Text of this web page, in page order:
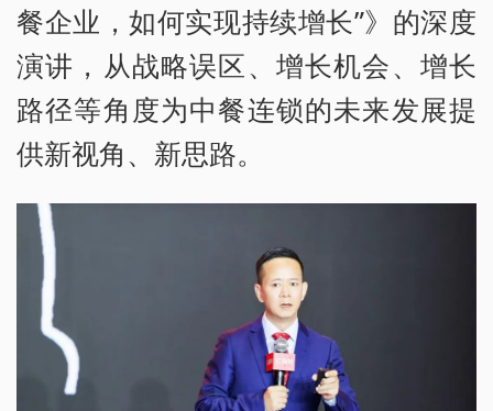
餐企业，如何实现持续增长”》的深度
演讲，从战略误区、增长机会、增长
路径等角度为中餐连锁的未来发展提
供新视角、新思路。